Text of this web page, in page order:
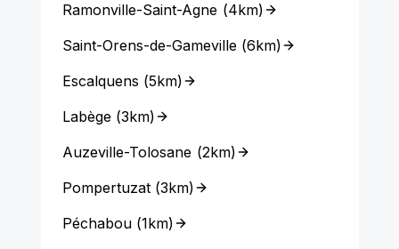
Ramonville-Saint-Agne (4km)
Saint-Orens-de-Gameville(6km)
Escalquens (5km)
Labège(3km)
Auzeville-Tolosane (2km)
Pompertuzat(3km)
Péchabou(1km)